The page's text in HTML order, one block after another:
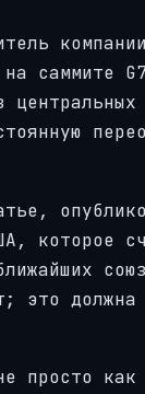
саммите
которое
это должна
просто как